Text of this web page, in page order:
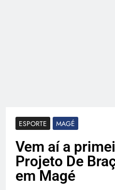
ESPORTE MAGÉ
Vem aí a
Projeto De
em Magé